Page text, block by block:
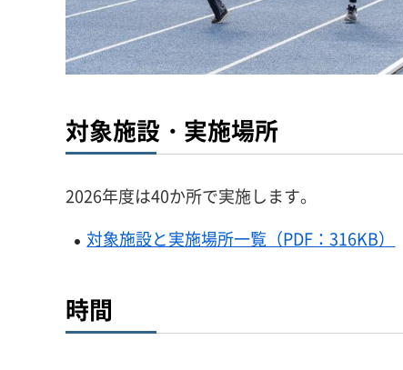
対象施設・実施場所
2026年度は40か所で実施します。
対象施設と実施場所一覧（PDF：316KB）
時間